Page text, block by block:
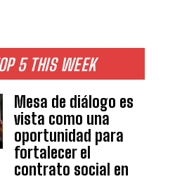
5 THIS WEEK
Mesa de diálogo es
vista como una
oportunidad para
fortalecer el
contrato social en